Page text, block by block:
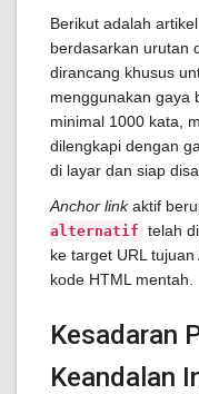
Berikut adalah
berdasarkan urutan
dirancang khusus
menggunakan gaya
minimal 1000 kata,
dilengkapi dengan
di layar dan siap
Anchor linkaktif
alternatif telah
ke target URL
kode HTML mentah.
Kesadaran
Keandalan